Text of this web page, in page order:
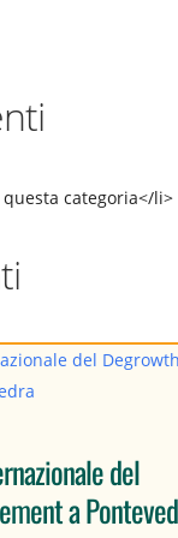
categoria</li>
del
a